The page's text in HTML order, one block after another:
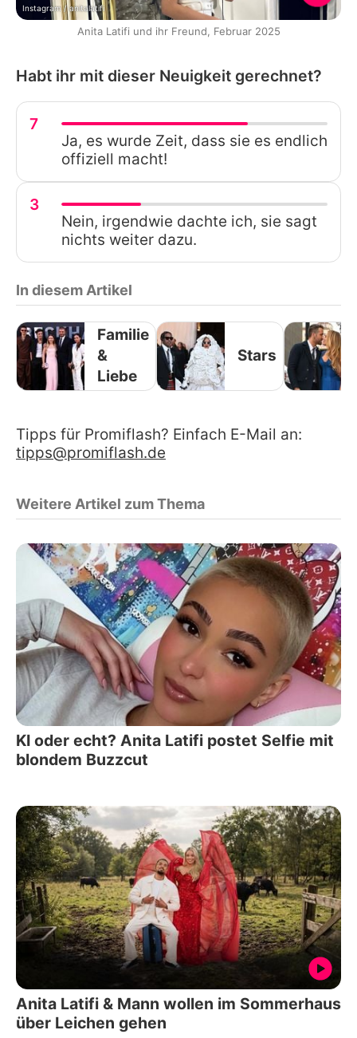
Instagram / anitalatifi
Anita Latifi und ihr Freund, Februar 2025
Habt ihr mit dieser Neuigkeit gerechnet?
7
Ja, es wurde Zeit, dass sie es endlich
offiziell macht!
3
Nein, irgendwie dachte ich, sie sagt
nichts weiter dazu.
In diesem Artikel
Familie
&
Liebe
Stars
Tipps für Promiflash? Einfach E-Mail an:
tipps@promiflash.de
Weitere Artikel zum Thema
KI oder echt? Anita Latifi postet Selfie mit
blondem Buzzcut
Anita Latifi & Mann wollen im Sommerhaus
über Leichen gehen